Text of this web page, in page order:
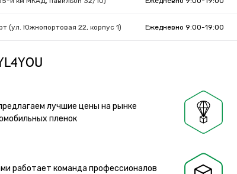
(ул. Южнопортовая 22, корпус 1) Ежедневно 9:00-19:00
лучшие цены на рынке
пленок
работает команда профессионалов